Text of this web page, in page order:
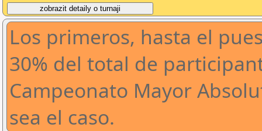
Los primeros, hasta el
30% del total de
Campeonato Mayor
sea el caso.